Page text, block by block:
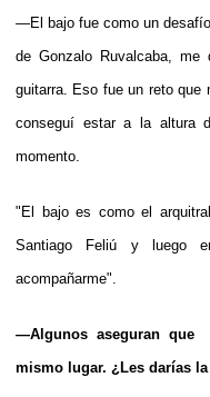
—El bajo fue como un
de Gonzalo Ruvalcaba,
guitarra. Eso fue un reto
conseguí estar a la altura
momento.
"El bajo es como el
Santiago Feliú y luego
acompañarme".
—Algunos aseguran que
mismo lugar. ¿Les darías